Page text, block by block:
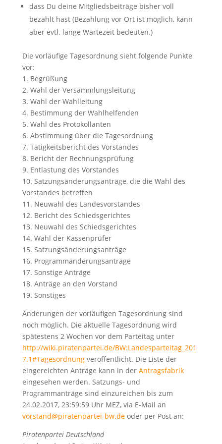
dass Du deine Mitgliedsbeiträge bisher voll
bezahlt hast (Bezahlung vor Ort ist möglich, kann
aber evtl. lange Wartezeit bedeuten.)
Die vorläufige Tagesordnung sieht folgende Punkte
vor:
1. Begrüßung
2. Wahl der Versammlungsleitung
3. Wahl der Wahlleitung
4. Bestimmung der Wahlhelfenden
5. Wahl des Protokollanten
6. Abstimmung über die Tagesordnung
7. Tätigkeitsbericht des Vorstandes
8. Bericht der Rechnungsprüfung
9. Entlastung des Vorstandes
10. Satzungsänderungsanträge, die die Wahl des
Vorstandes betreffen
11. Neuwahl des Landesvorstandes
12. Bericht des Schiedsgerichtes
13. Neuwahl des Schiedsgerichtes
14. Wahl der Kassenprüfer
15. Satzungsänderungsanträge
16. Programmänderungsanträge
17. Sonstige Anträge
18. Anträge an den Vorstand
19. Sonstiges
Änderungen der vorläufigen Tagesordnung sind
noch möglich. Die aktuelle Tagesordnung wird
spätestens 2 Wochen vor dem Parteitag unter
http://wiki.piratenpartei.de/BW:Landesparteitag_201
7.1#Tagesordnungveröffentlicht. Die Liste der
eingereichten Anträge kann in der Antragsfabrik
eingesehen werden. Satzungs- und
Programmanträge sind einzureichen bis zum
24.02.2017, 23:59:59 Uhr MEZ, via E-Mail an
vorstand@piratenpartei-bw.deoder per Post an:
Piratenpartei Deutschland